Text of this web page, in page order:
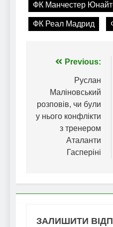
ФК Манчестер
ФК Реал Мадрид
Навігація
записів
Previous:
Руслан
Маліновський
розповів, чи були
у нього конфлікти
з тренером
Аталанти
Гасперіні
ЗАЛИШИТИ